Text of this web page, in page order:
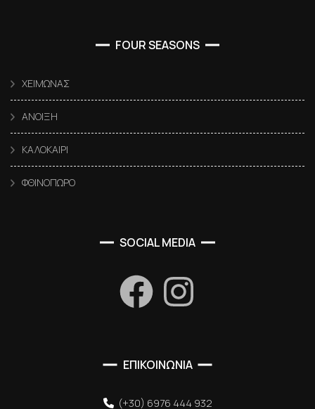
FOUR SEASONS
ΧΕΙΜΩΝΑΣ
ΑΝΟΙΞΗ
ΚΑΛΟΚΑΙΡΙ
ΦΘΙΝΟΠΩΡΟ
SOCIAL MEDIA
ΕΠΙΚΟΙΝΩΝΙΑ
(+30) 6976 444 932